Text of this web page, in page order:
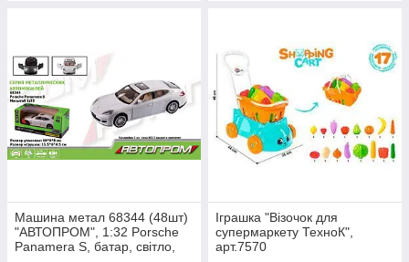
Машина метал 68344 (48шт)
"АВТОПРОМ", 1:32 Porsche
Panamera S, батар, світло,
Іграшка "Візочок для
супермаркету ТехноК",
арт.7570